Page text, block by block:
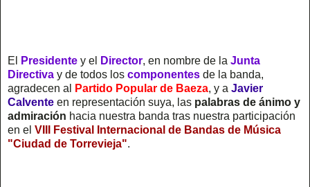
El Presidente y el Director, en nombre de la Junta
Directiva y de todos los componentes de la banda,
agradecen al
Partido Popular de Baeza, y a Javier
Calvente en representación suya, las palabras de ánimo y
admiración hacia nuestra banda tras nuestra participación
en el VIII Festival Internacional de Bandas de Música
"Ciudad de Torrevieja".